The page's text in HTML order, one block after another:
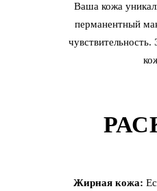
Ваша кожа
перманентный
Жирная кожа: